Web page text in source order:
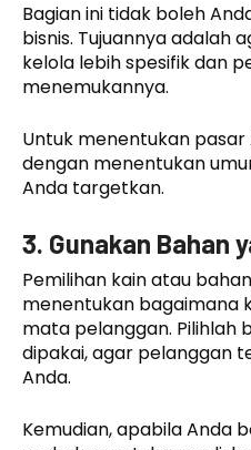
Bagian ini tidak boleh
bisnis. Tujuannya adalah
kelola lebih spesifik dan
menemukannya.
Untuk menentukan
dengan menentukan
Anda targetkan.
3. Gunakan Bahan
Pemilihan kain atau
menentukan bagaimana
mata pelanggan. Pilihlah
dipakai, agar pelanggan
Anda.
Kemudian, apabila Anda